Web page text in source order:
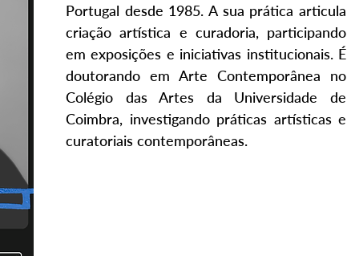
Portugal desde 1985. A sua prática articula
criação artística e curadoria, participando
em exposições e iniciativas institucionais. É
doutorando em Arte Contemporânea no
Colégio das Artes da Universidade de
Coimbra, investigando práticas artísticas e
curatoriais contemporâneas.